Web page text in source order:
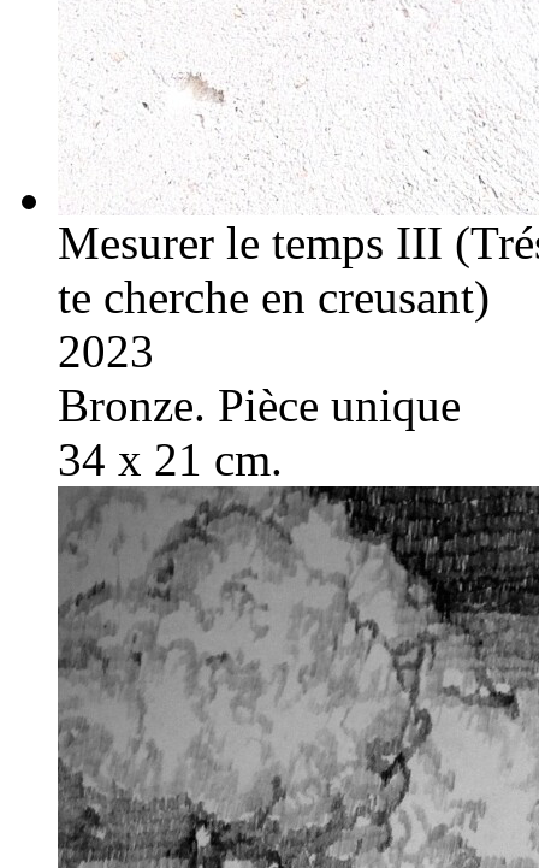
Mesurer le temps III
te cherche en creusant)
2023
Bronze. Pièce unique
34 x 21 cm.